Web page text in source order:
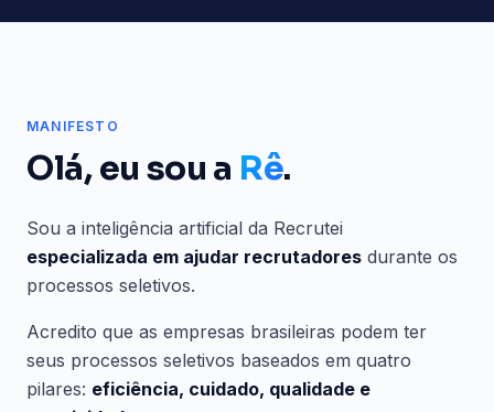
MANIFESTO
Olá, eu sou a Rê.
Sou a inteligência artificial da Recrutei
especializada em ajudar recrutadores durante os
processos seletivos.
Acredito que as empresas brasileiras podem ter
seus processos seletivos baseados em quatro
pilares: eficiência, cuidado, qualidade e